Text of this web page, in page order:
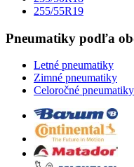
255/55R19
Pneumatiky podľa
Letné pneumatiky
Zimné pneumatiky
Celoročné pneumatiky